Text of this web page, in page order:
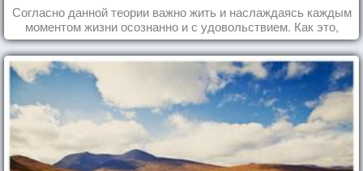
Согласно данной теории важно жить и наслаждаясь каждым
моментом жизни осознанно и с удовольствием. Как это,
попробуем разобраться на реальных примерах.